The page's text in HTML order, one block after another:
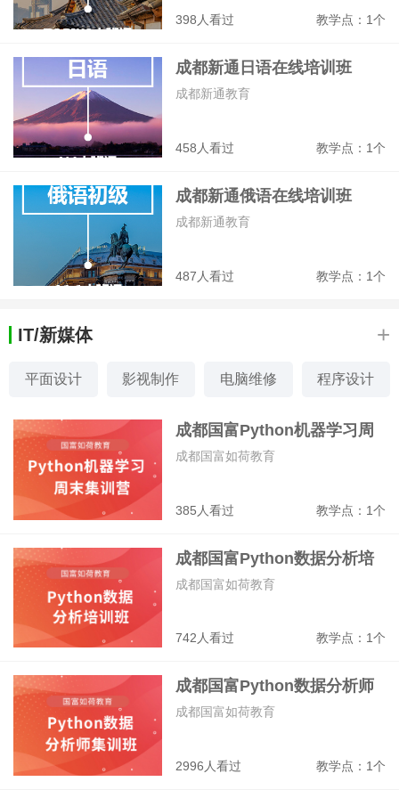
398人看过 教学点：1个
成都新通日语在线培训班
458人看过 教学点：1个
成都新通教育
成都新通俄语在线培训班
487人看过 教学点：1个
成都新通教育
IT/新媒体 +
平面设计 影视制作 电脑维修 程序设计
网络技术 网站开发 网页设计 室内设计
成都国富Python机器学习周
末集训营
385人看过 教学点：1个
成都国富如荷教育
成都国富Python数据分析培
训班
742人看过 教学点：1个
成都国富如荷教育
成都国富Python数据分析师
集训班
2996人看过 教学点：1个
成都国富如荷教育